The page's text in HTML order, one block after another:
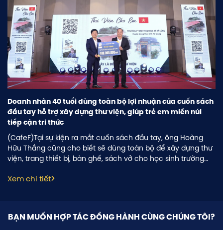
Doanh nhân 40 tuổi dùng toàn bộ lợi nhuận của cuốn sách
đầu tay hỗ trợ xây dựng thư viện, giúp trẻ em miền núi
tiếp cận tri thức
(CafeF)Tại sự kiện ra mắt cuốn sách đầu tay, ông Hoàng
Hữu Thắng cũng cho biết sẽ dùng toàn bộ để xây dựng thư
viện, trang thiết bị, bàn ghế, sách vở cho học sinh trường
Lủng, huyện Đồng Văn, tỉnh Hà Giang giúp các em tiếp cận
Xem chi tiết
BẠN MUỐN HỢP TÁC ĐỒNG HÀNH CÙNG CHÚNG TÔI?